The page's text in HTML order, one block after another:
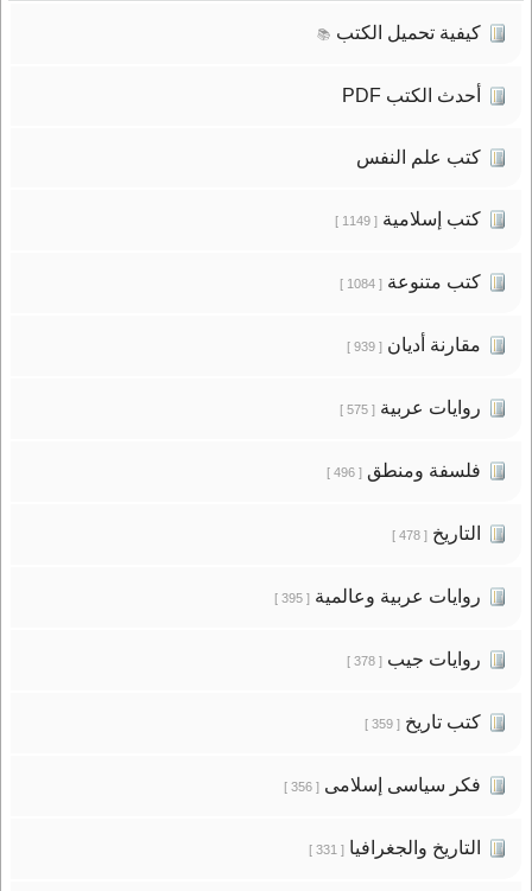
كيفية تحميل الكتب 📚
أحدث الكتب PDF
كتب علم النفس
كتب إسلامية[ 1149 ]
كتب متنوعة[ 1084 ]
مقارنة أديان[ 939 ]
روايات عربية[ 575 ]
فلسفة ومنطق[ 496 ]
التاريخ[ 478 ]
روايات عربية وعالمية[ 395 ]
روايات جيب[ 378 ]
كتب تاريخ[ 359 ]
فكر سياسى إسلامى[ 356 ]
التاريخ والجغرافيا[ 331 ]